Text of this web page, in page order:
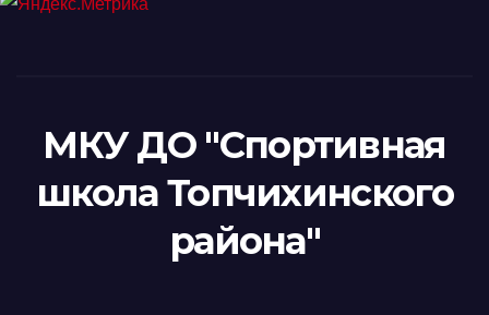
МКУ ДО "Спортивная
школа Топчихинского
района"